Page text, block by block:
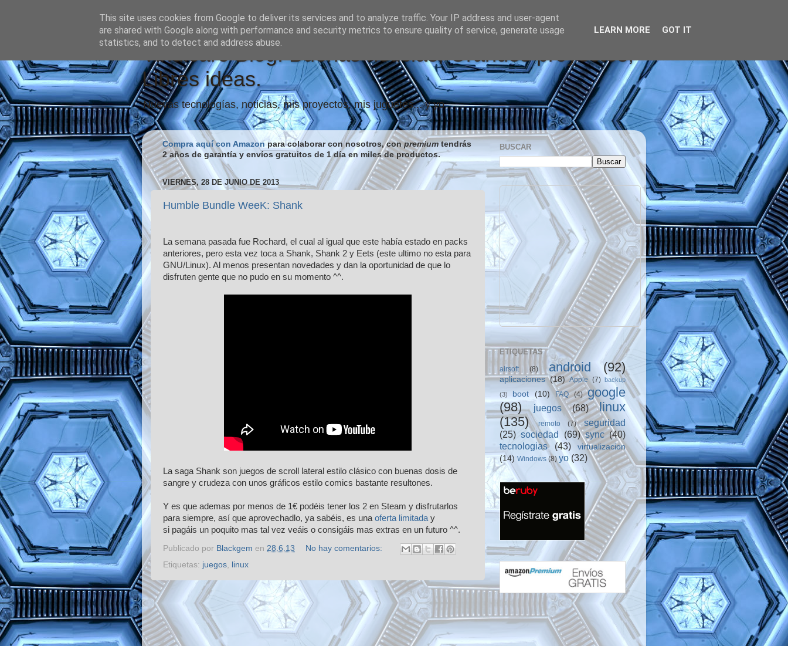
Vindicare Blog: Buenas noticias, Grandes proyectos,
Libres ideas.
Nuevas tecnologías, noticias, mis proyectos, mis juguetes... y yo.
Compra aquí con Amazon para colaborar con nosotros, conpremiumtendrás
2 años de garantía y envíos gratuitos de 1 día en miles de productos.
VIERNES, 28 DE JUNIO DE 2013
Humble Bundle WeeK: Shank
La semana pasada fue Rochard, el cual al igual que este había estado en packs
anteriores, pero esta vez toca a Shank, Shank 2 y Eets (este ultimo no esta para
GNU/Linux). Al menos presentan novedades y dan la oportunidad de que lo
disfruten gente que no pudo en su momento ^^.
La saga Shank son juegos de scroll lateral estilo clásico con buenas dosis de
sangre y crudeza con unos gráficos estilo comics bastante resultones.
Y es que ademas por menos de 1€ podéis tener los 2 en Steam y disfrutarlos
para siempre, así que aprovechadlo, ya sabéis, es una oferta limitada y
si pagáis un poquito mas tal vez veáis o consigáis mas extras en un futuro ^^.
Publicado por Blackgem en 28.6.13
No hay comentarios:
Etiquetas: juegos, linux
BUSCAR
ETIQUETAS
airsoft (8) android (92)
aplicaciones (18) Apple (7) backup
(3) boot (10) FAQ (4)
google
(98)
juegos (68)
linux
(135)
remoto (7)
seguridad
(25) sociedad (69) sync (40)
tecnologias
(43)
virtualizacion
(14) Windows (8) yo (32)
This site uses cookies from Google to deliver its services and to analyze traffic. Your IP address and user-agent
are shared with Google along with performance and security metrics to ensure quality of service, generate usage
statistics, and to detect and address abuse.
LEARN MORE GOT IT